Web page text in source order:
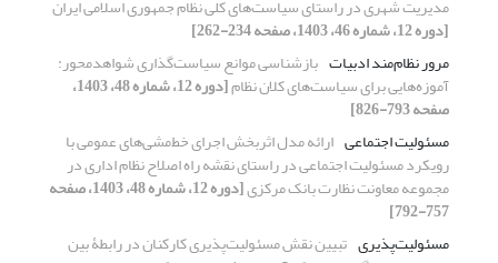
مدیریت شهری در راستای سیاست‌های کلی نظام جمهوری اسلامی ایران
[دوره 12، شماره 46، 1403، صفحه 234-262]
مرور نظام‌مند ادبیات بازشناسی موانع سیاست‌گذاری شواهدمحور:
آموزه‌هایی برای سیاست‌های کلان نظام [دوره 12، شماره 48، 1403،
صفحه 793-826]
مسئولیت اجتماعی ارائه مدل اثربخش اجرای خط‌مشی‌های عمومی با
رویکرد مسئولیت اجتماعی در راستای نقشه راه اصلاح نظام اداری در
مجموعه معاونت نظارت بانک مرکزی [دوره 12، شماره 48، 1403، صفحه
757-792]
مسئولیت‌پذیری تبیین نقش مسئولیت‌پذیری کارکنان در رابطۀ بین